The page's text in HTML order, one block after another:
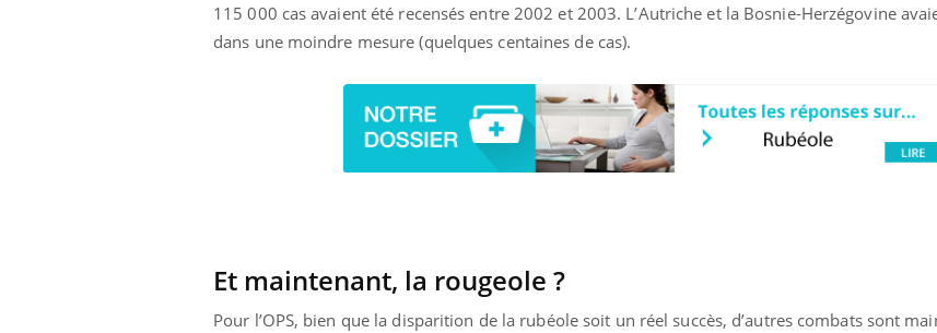
115 000 cas avaient été recensés entre 2002 et 2003. L’Autriche et la Bosnie-Herzégovine
dans une moindre mesure (quelques centaines de cas).
Et maintenant, la rougeole ?
Pour l’OPS, bien que la disparition de la rubéole soit un réel succès, d’autres combats sont